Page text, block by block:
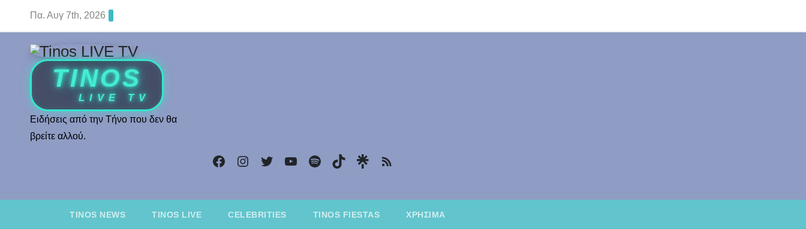
content
Πα. Αυγ 7th, 2026
Ειδήσεις από την Τήνο που δεν θα
βρείτε αλλού.
Facebook
Instagram
TwitterYouTube
SpotifyTikTok
TINOS NEWS TINOS LIVE CELEBRITIES TINOS FIESTAS ΧΡΉΣΙΜΑ